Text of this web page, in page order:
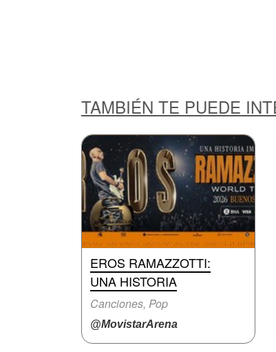
TAMBIÉN TE PUEDE
EROS RAMAZZOTTI:
UNA HISTORIA
Canciones, Pop
@MovistarArena